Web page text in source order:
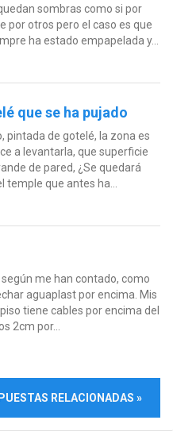
sombras como si por
por otros pero el caso es que
ha estado empapelada y...
que se ha pujado
pintada de gotelé, la zona es
a levantarla, que superficie
de pared, ¿Se quedará
temple que antes ha...
me han contado, como
aguaplast por encima. Mis
tiene cables por encima del
2cm por...
RELACIONADAS »